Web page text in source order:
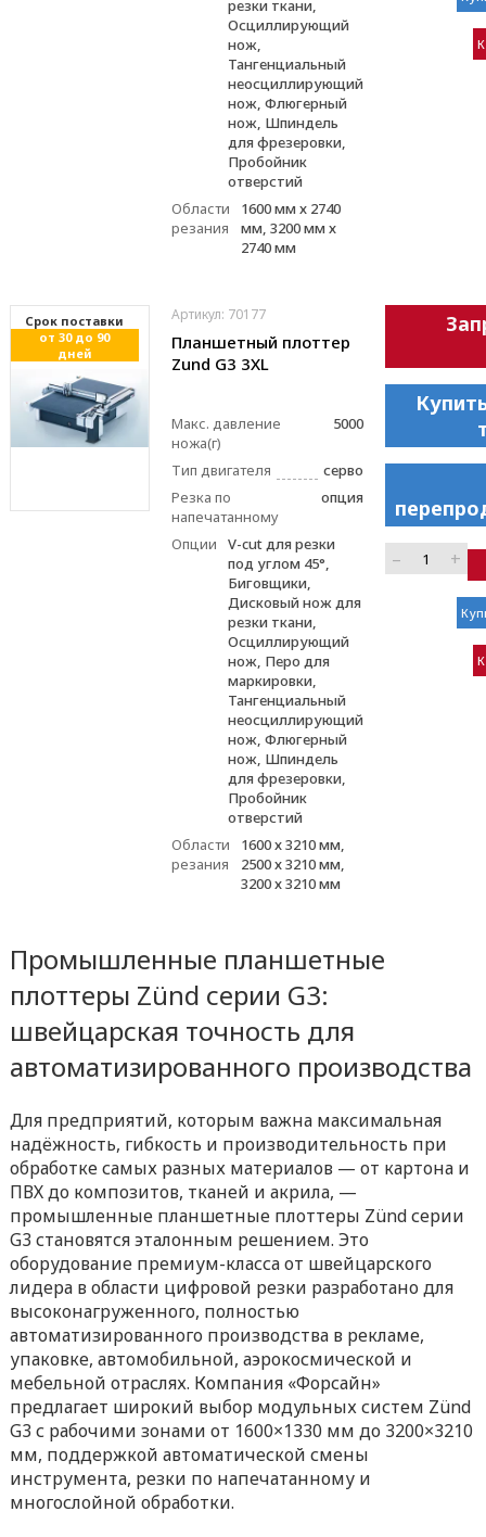
резки ткани,
Осциллирующий
нож,
Тангенциальный
неосциллирующий
нож, Флюгерный
нож, Шпиндель
для фрезеровки,
Пробойник
отверстий
Области
резания
1600 мм х 2740
мм, 3200 мм х
2740 мм
Cрок поставки
от 30 до 90
дней
Артикул: 70177
Планшетный плоттер
Zund G3 3XL
Макс. давление
ножа(г)
5000
Тип двигателя
серво
Резка по
напечатанному
опция
Опции
V-cut для резки
под углом 45°,
Биговщики,
Дисковый нож для
резки ткани,
Осциллирующий
нож, Перо для
маркировки,
Тангенциальный
неосциллирующий
нож, Флюгерный
нож, Шпиндель
для фрезеровки,
Пробойник
отверстий
Области
резания
1600 х 3210 мм,
2500 х 3210 мм,
3200 х 3210 мм
– +
Промышленные планшетные
плоттеры Zünd серии G3:
швейцарская точность для
автоматизированного производства
Для предприятий, которым важна максимальная
надёжность, гибкость и производительность при
обработке самых разных материалов — от картона и
ПВХ до композитов, тканей и акрила, —
промышленные планшетные плоттеры Zünd серии
G3 становятся эталонным решением. Это
оборудование премиум-класса от швейцарского
лидера в области цифровой резки разработано для
высоконагруженного, полностью
автоматизированного производства в рекламе,
упаковке, автомобильной, аэрокосмической и
мебельной отраслях. Компания «Форсайн»
предлагает широкий выбор модульных систем Zünd
G3 с рабочими зонами от 1600×1330 мм до 3200×3210
мм, поддержкой автоматической смены
инструмента, резки по напечатанному и
многослойной обработки.